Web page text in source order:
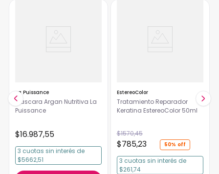
La Puissance
Mascara Argan Nutritiva La
Puissance
$16.987,55
3 cuotas sin interés de
$5662,51
EstereoColor
Tratamiento Reparador
Keratina EstereoColor 50ml
50%
$1570,45
$785,23
3 cuotas sin interés de
$261,74